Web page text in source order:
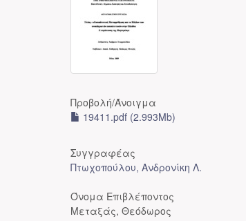
Προβολή/Άνοιγμα
19411.pdf (2.993Mb)
Συγγραφέας
Πτωχοπούλου, Ανδρονίκη Λ.
Όνομα Επιβλέποντος
Μεταξάς, Θεόδωρος